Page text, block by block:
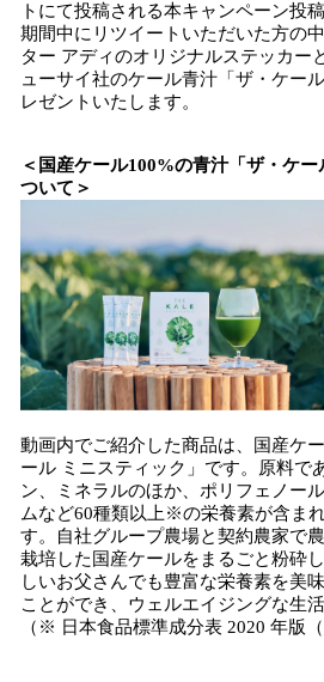
トにて投稿される本キャンペーン投
期間中にリツイートいただいた方の
ター アディのオリジナルステッカー
ューサイ社のケール青汁「ザ・ケー
レゼントいたします。
＜国産ケール100%の青汁「ザ・ケ
ついて＞
動画内でご紹介した商品は、国産ケ
ール ミニスティック」です。原料で
ン、ミネラルのほか、ポリフェノー
ムなど60種類以上※の栄養素が含ま
す。自社グループ農場と契約農家で
栽培した国産ケールをまるごと粉砕
しいお父さんでも豊富な栄養素を美
ことができ、ウェルエイジングな生
（※ 日本食品標準成分表 2020 年版（